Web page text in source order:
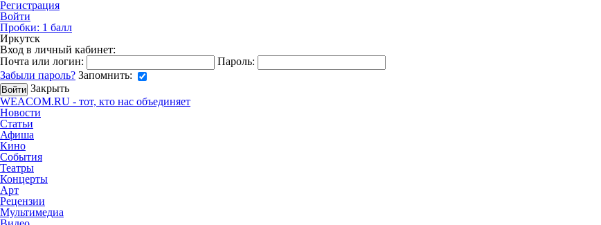
Регистрация
Войти
Пробки: 1 балл
Иркутск
Вход в личный кабинет:
Почта или логин:
Пароль:
Забыли пароль? Запомнить:
Закрыть
WEACOM.RU - тот, кто нас объединяет
Новости
Статьи
Афиша
Кино
События
Театры
Концерты
Арт
Рецензии
Мультимедиа